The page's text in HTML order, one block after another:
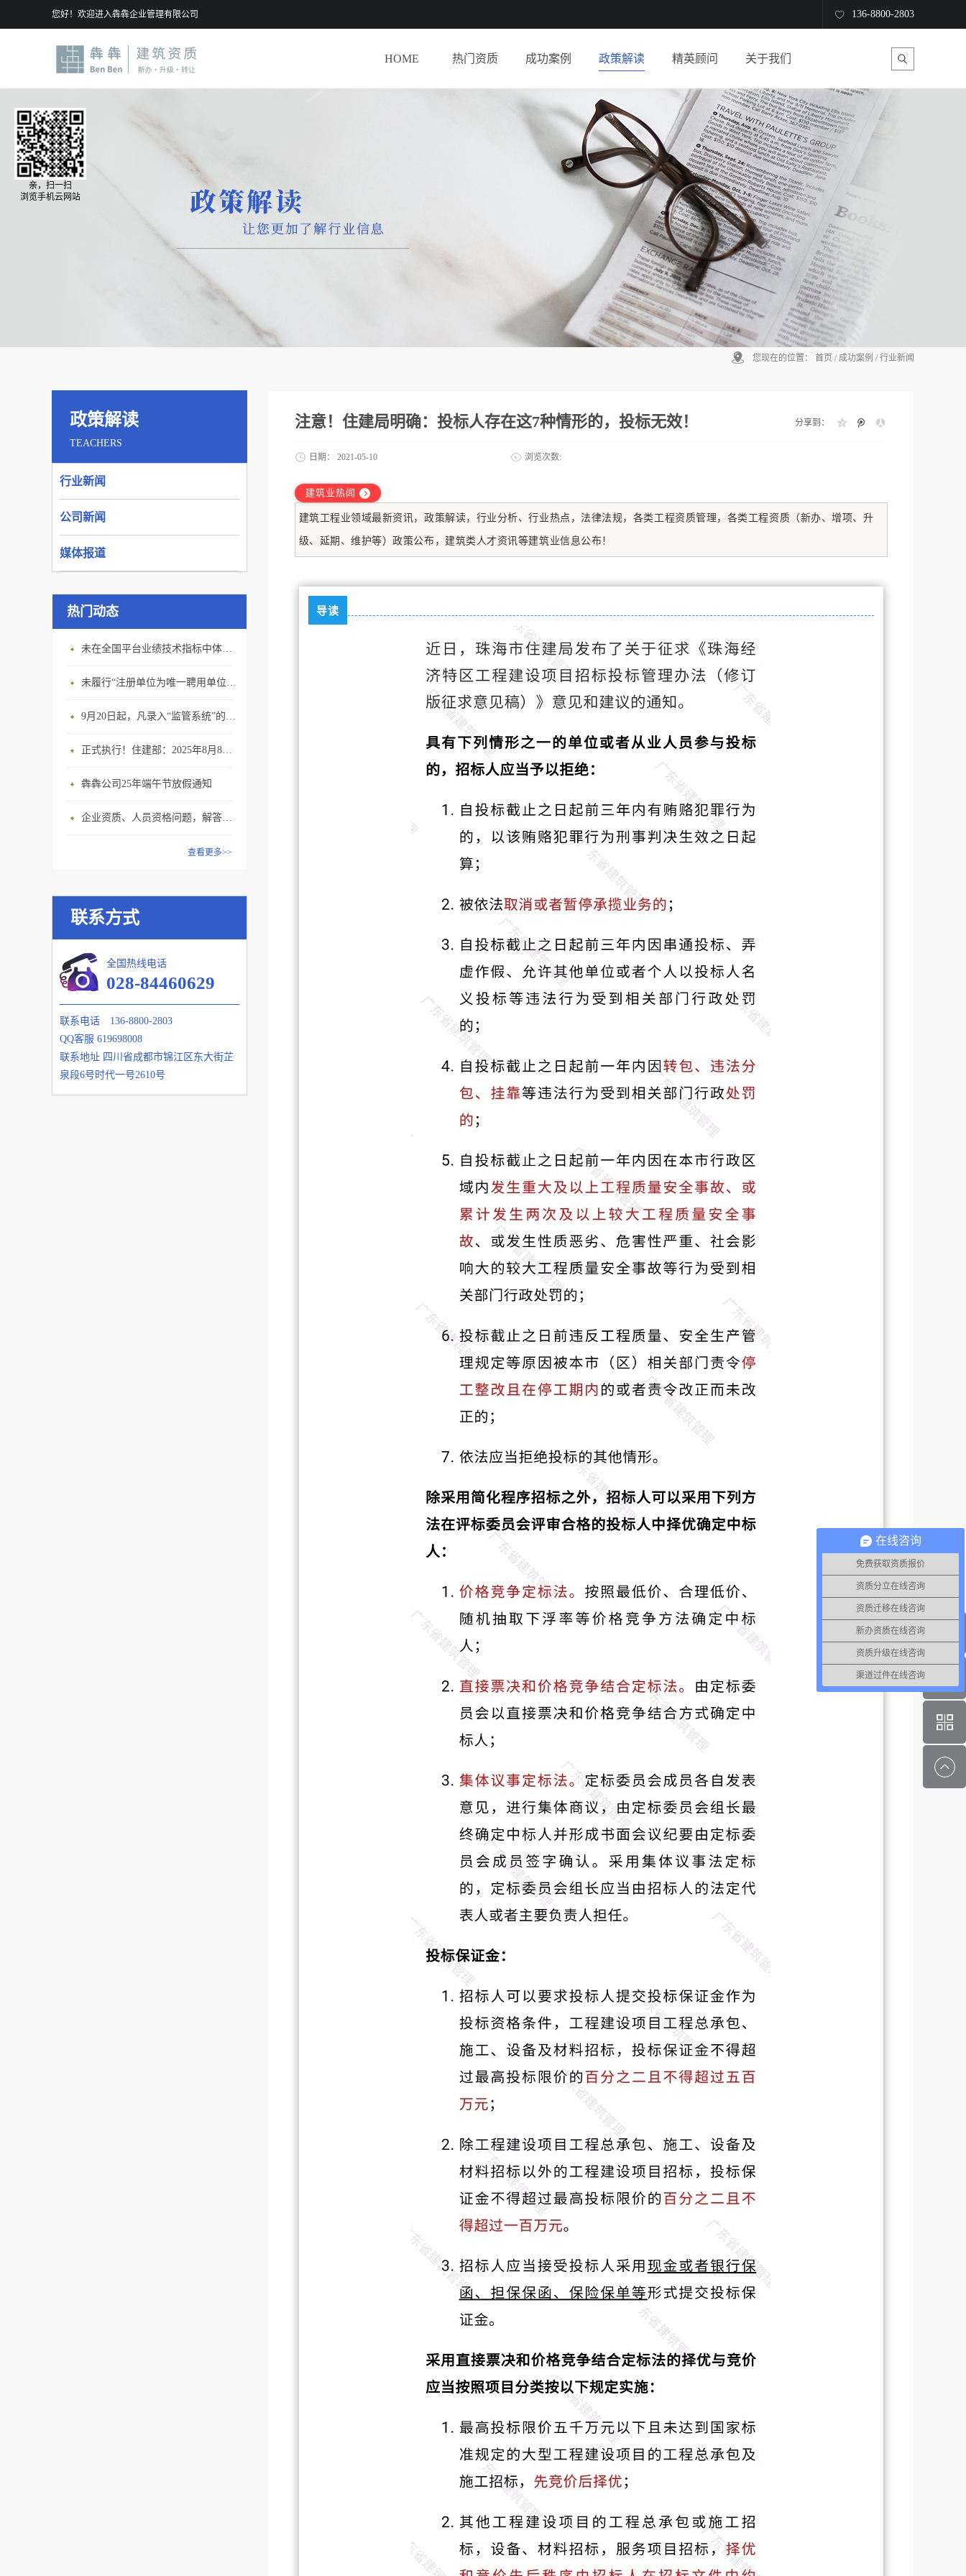
您好！欢迎进入犇犇企业管理有限公司 136-8800-2803
HOME 热门资质 成功案例 政策解读 精英顾问 关于我们
您现在的位置： 首页 / 成功案例 / 行业新闻
政策解读
TEACHERS
行业新闻
公司新闻
媒体报道
热门动态
未在全国平台业绩技术指标中体现个人角色的业绩，在资质审查时不作为有效业绩认定！
未履行“注册单位为唯一聘用单位”的承诺，撤销注册许可，三年内不得再次申请建造师注册
9月20日起，凡录入“监管系统”的建造师、职称人员，均需上传社保缴纳凭证！
正式执行！住建部：2025年8月8日起，建筑市政工程全面禁止9项技术！
犇犇公司25年端午节放假通知
企业资质、人员资格问题，解答来了
查看更多>>
联系方式
全国热线电话
028-84460629
联系电话
136-8800-2803
QQ客服 619698008
联系地址 四川省成都市锦江区东大街芷
泉段6号时代一号2610号
注意！住建局明确：投标人存在这7种情形的，投标无效！
日期： 2021-05-10 浏览次数:
分享到：
建筑业热闻
建筑工程业领域最新资讯，政策解读，行业分析、行业热点，法律法规，各类工程资质管理，各类工程资质（新办、增项、升
级、延期、维护等）政策公布，建筑类人才资讯等建筑业信息公布！
导读
亲，扫一扫
浏览手机云网站
在线咨询
免费获取资质报价
资质分立在线咨询
资质迁移在线咨询
新办资质在线咨询
资质升级在线咨询
渠道过件在线咨询